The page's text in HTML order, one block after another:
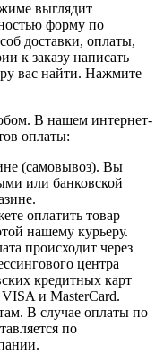
выглядит
форму по
доставки, оплаты,
к заказу написать
вас найти. Нажмите
В нашем интернет-
оплаты:
(самовывоз). Вы
или банковской
оплатить товар
нашему курьеру.
происходит через
центра
кредитных карт
и MasterCard.
В случае оплаты по
по